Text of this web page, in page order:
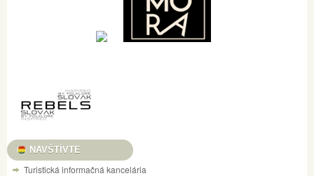
NAVŠTÍVTE
Turistická informačná kancelária